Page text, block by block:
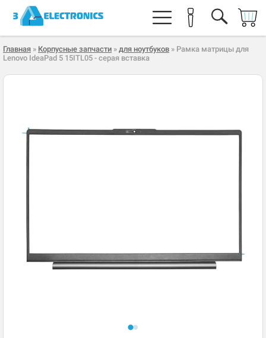
Главная » Корпусные запчасти » для ноутбуков » Рамка матрицы для
Lenovo IdeaPad 5 15ITL05 - серая вставка